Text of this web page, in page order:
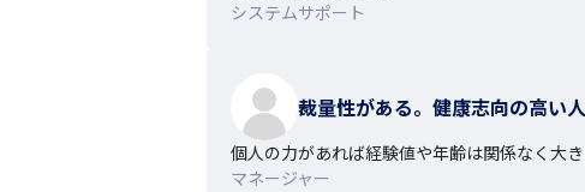
システムサポート
裁量性がある。健康志向の高い
個人の力があれば経験値や年齢は関係なく大
マネージャー